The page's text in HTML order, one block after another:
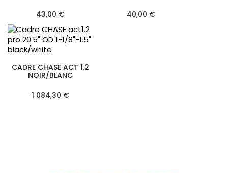
43,00 €
40,00 €
CADRE CHASE ACT 1.2
NOIR/BLANC
1 084,30 €